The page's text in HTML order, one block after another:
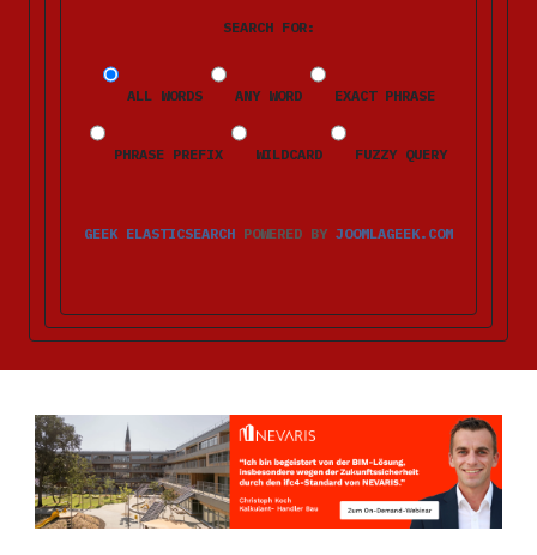
SEARCH FOR:
ALL WORDS ANY WORD EXACT PHRASE
PHRASE PREFIX WILDCARD FUZZY QUERY
GEEK ELASTICSEARCH POWERED BY JOOMLAGEEK.COM